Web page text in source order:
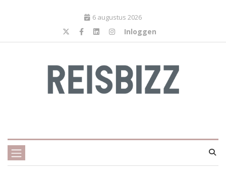
6 augustus 2026
Inloggen